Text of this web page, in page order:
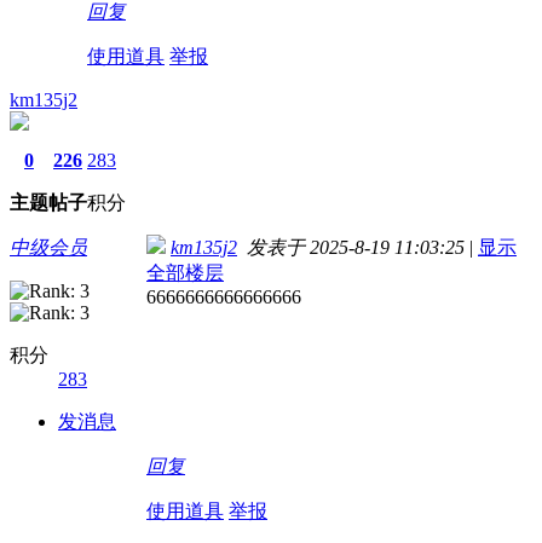
回复
使用道具 举报
km135j2
0
主题
226
帖子
283
积分
中级会员
积分
283
发消息
km135j2 发表于 2025-8-19 11:03:25 | 显示
全部楼层
6666666666666666
回复
使用道具 举报